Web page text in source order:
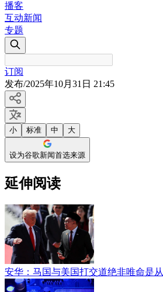
播客
互动新闻
专题
订阅
发布/2025年10月31日 21:45
小 标准 中 大
设为谷歌新闻首选来源
延伸阅读
安华：马国与美国打交道绝非唯命是从